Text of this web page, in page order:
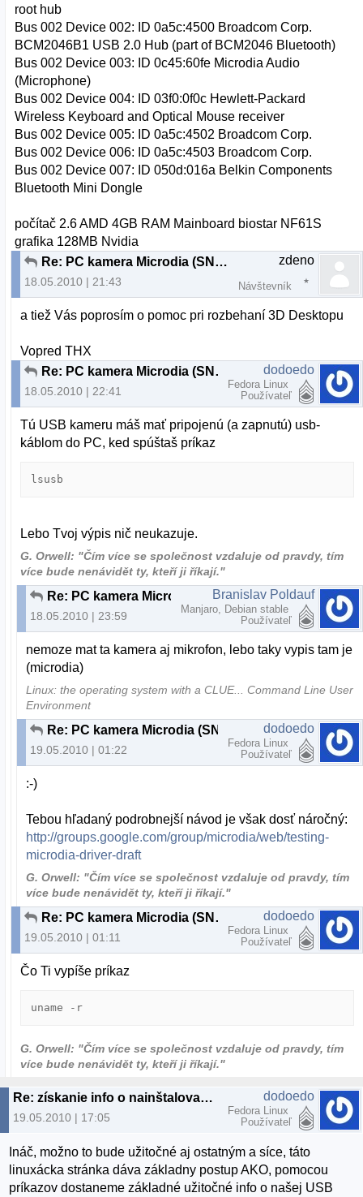
root hub
Bus 002 Device 002: ID 0a5c:4500 Broadcom Corp.
BCM2046B1 USB 2.0 Hub (part of BCM2046 Bluetooth)
Bus 002 Device 003: ID 0c45:60fe Microdia Audio
(Microphone)
Bus 002 Device 004: ID 03f0:0f0c Hewlett-Packard
Wireless Keyboard and Optical Mouse receiver
Bus 002 Device 005: ID 0a5c:4502 Broadcom Corp.
Bus 002 Device 006: ID 0a5c:4503 Broadcom Corp.
Bus 002 Device 007: ID 050d:016a Belkin Components
Bluetooth Mini Dongle
počítač 2.6 AMD 4GB RAM Mainboard biostar NF61S
grafika 128MB Nvidia
Re: PC kamera Microdia (SN9C102)
18.05.2010 | 21:43
zdeno
Návštevník
a tiež Vás poprosím o pomoc pri rozbehaní 3D Desktopu
Vopred THX
Re: PC kamera Microdia (SN9C102)
18.05.2010 | 22:41
dodoedo
Fedora Linux
Používateľ
Tú USB kameru máš mať pripojenú (a zapnutú) usb-
káblom do PC, ked spúštaš príkaz
lsusb
Lebo Tvoj výpis nič neukazuje.
G. Orwell: "Čím více se společnost vzdaluje od pravdy, tím
více bude nenávidět ty, kteří ji říkají."
Re: PC kamera Microdia (SN9C102)
18.05.2010 | 23:59
Branislav Poldauf
Manjaro, Debian stable
Používateľ
nemoze mat ta kamera aj mikrofon, lebo taky vypis tam je
(microdia)
Linux: the operating system with a CLUE... Command Line User
Environment
19.05.2010 | 01:22
dodoedo
Fedora Linux
Používateľ
:-)
Tebou hľadaný podrobnejší návod je však dosť náročný:
http://groups.google.com/group/microdia/web/testing-
microdia-driver-draft
G. Orwell: "Čím více se společnost vzdaluje od pravdy, tím
více bude nenávidět ty, kteří ji říkají."
Re: PC kamera Microdia (SN9C102)
19.05.2010 | 01:11
dodoedo
Fedora Linux
Používateľ
Čo Ti vypíše príkaz
uname -r
G. Orwell: "Čím více se společnost vzdaluje od pravdy, tím
více bude nenávidět ty, kteří ji říkají."
Re: získanie info o nainštalovanej Web kamere
19.05.2010 | 17:05
dodoedo
Fedora Linux
Používateľ
Ináč, možno to bude užitočné aj ostatným a síce, táto
linuxácka stránka dáva základny postup AKO, pomocou
príkazov dostaneme základné užitočné info o našej USB